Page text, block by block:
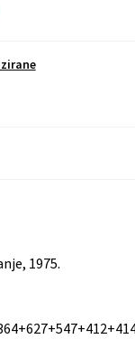
1975.